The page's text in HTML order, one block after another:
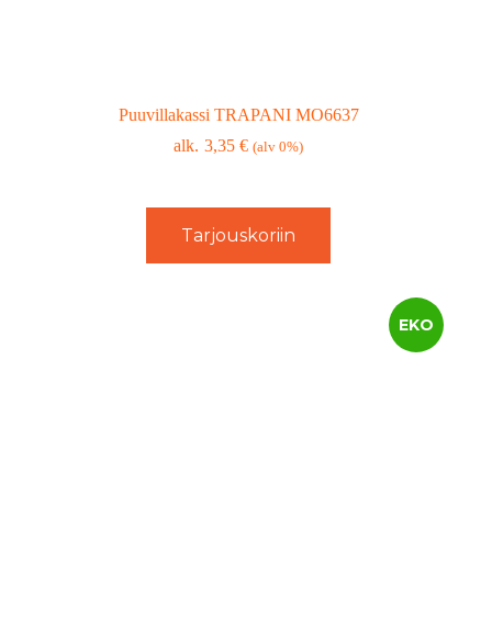
Puuvillakassi TRAPANI MO6637
3,35€ (alv 0%)
Tarjouskoriin
EKO